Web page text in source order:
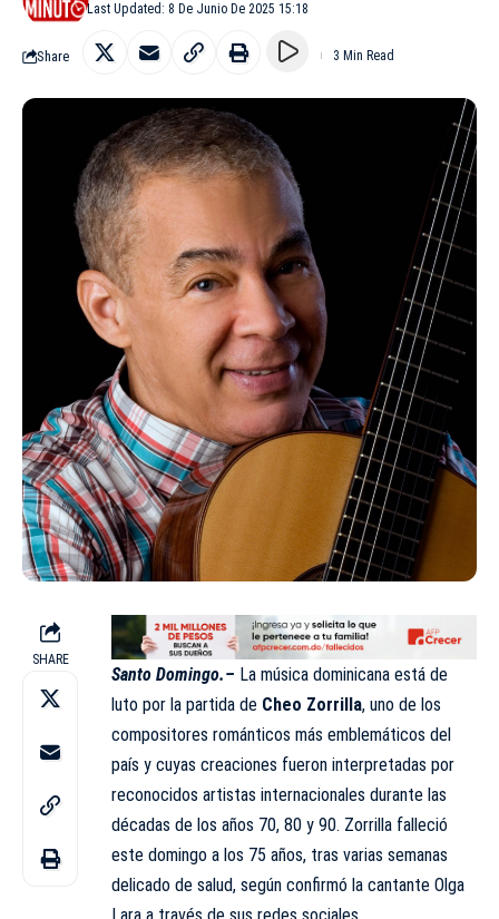
Last Updated: 8 De Junio De 2025 15:18
Share 3 Min Read
SHARE
Santo Domingo.– La música dominicana está de
luto por la partida de Cheo Zorrilla, uno de los
compositores románticos más emblemáticos del
país y cuyas creaciones fueron interpretadas por
reconocidos artistas internacionales durante las
décadas de los años 70, 80 y 90. Zorrilla falleció
este domingo a los 75 años, tras varias semanas
delicado de salud, según confirmó la cantante Olga